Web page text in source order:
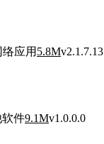
络应用 5.8Mv2.1.7.13
件9.1Mv1.0.0.0